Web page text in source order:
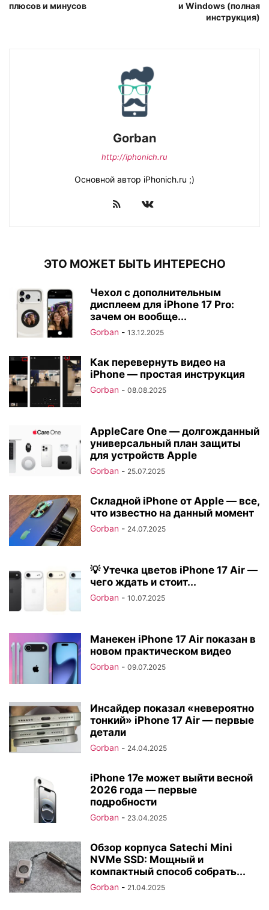
плюсов и минусов
и Windows (полная
инструкция)
Gorban
http://iphonich.ru
Основной автор iPhonich.ru ;)
ЭТО МОЖЕТ БЫТЬ ИНТЕРЕСНО
Чехол с дополнительным
дисплеем для iPhone 17 Pro:
зачем он вообще...
Gorban - 13.12.2025
Как перевернуть видео на
iPhone — простая инструкция
Gorban - 08.08.2025
AppleCare One — долгожданный
универсальный план защиты
для устройств Apple
Gorban - 25.07.2025
Складной iPhone от Apple — все,
что известно на данный момент
Gorban - 24.07.2025
💡 Утечка цветов iPhone 17 Air —
чего ждать и стоит...
Gorban - 10.07.2025
Манекен iPhone 17 Air показан в
новом практическом видео
Gorban - 09.07.2025
Инсайдер показал «невероятно
тонкий» iPhone 17 Air — первые
детали
Gorban - 24.04.2025
iPhone 17e может выйти весной
2026 года — первые
подробности
Gorban - 23.04.2025
Обзор корпуса Satechi Mini
NVMe SSD: Мощный и
компактный способ собрать...
Gorban - 21.04.2025